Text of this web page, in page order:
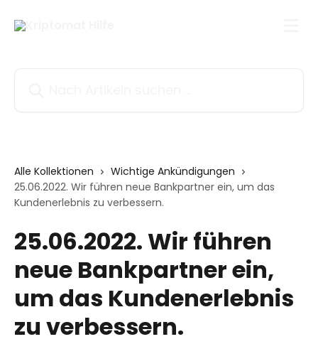
Alle Kollektionen
Wichtige Ankündigungen
25.06.2022. Wir führen neue Bankpartner ein, um das
Kundenerlebnis zu verbessern.
25.06.2022. Wir führen
neue Bankpartner ein,
um das Kundenerlebnis
zu verbessern.